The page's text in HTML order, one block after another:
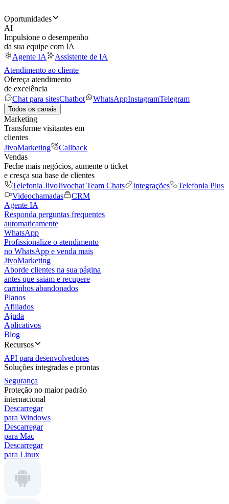
Oportunidades
AI
Impulsione o desempenho
da sua equipe com IA
Agente IA
Assistente de IA
Atendimento ao cliente
Ofereça atendimento
de excelência
Chat para sitesChatbot WhatsAppInstagramTelegram
Todos os canais
Marketing
Transforme visitantes em
clientes
JivoMarketing
Callback
Vendas
Feche mais negócios, aumente o ticket
e cresça sua base de clientes
Telefonia JivoJivochat Team Chats Integrações
Telefonia Plus
Videochamadas
CRM
Agente IA
Responda perguntas frequentes
automaticamente
WhatsApp
Profissionalize o atendimento
no WhatsApp e venda mais
JivoMarketing
Aborde clientes na sua página
antes que saiam e recupere
carrinhos abandonados
Planos
Afiliados
Ajuda
Aplicativos
Blog
Recursos
API para desenvolvedores
Soluções integradas e prontas
Segurança
Proteção no maior padrão
internacional
Descarregar
para Windows
Descarregar
para Mac
Descarregar
para Linux